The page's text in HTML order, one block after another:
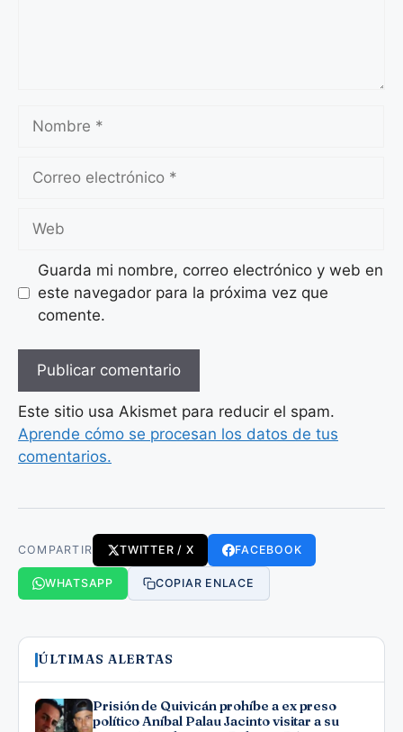
electrónico
Guarda mi nombre, correo electrónico y web en
este navegador para la próxima vez que
comente.
Este sitio usa Akismet para reducir el spam.
Aprende cómo se procesan los datos de tus
comentarios.
COMPARTIR TWITTER / X FACEBOOK
WHATSAPP COPIAR ENLACE
ÚLTIMAS ALERTAS
Prisión de Quivicán prohíbe a ex preso
político Aníbal Palau Jacinto visitar a su